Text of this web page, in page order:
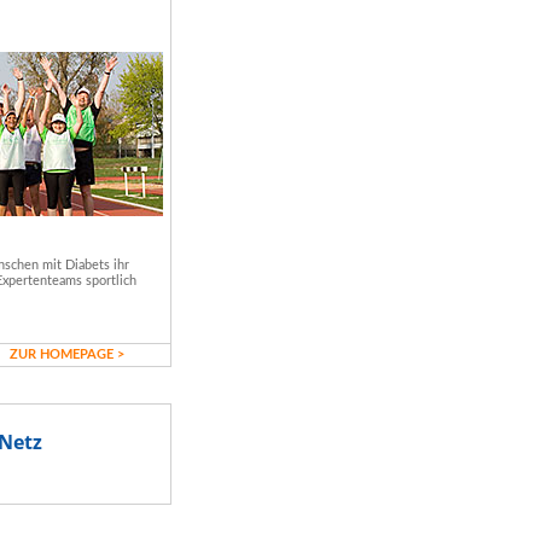
mit Diabets ihr
sportlich
ZUR HOMEPAGE >